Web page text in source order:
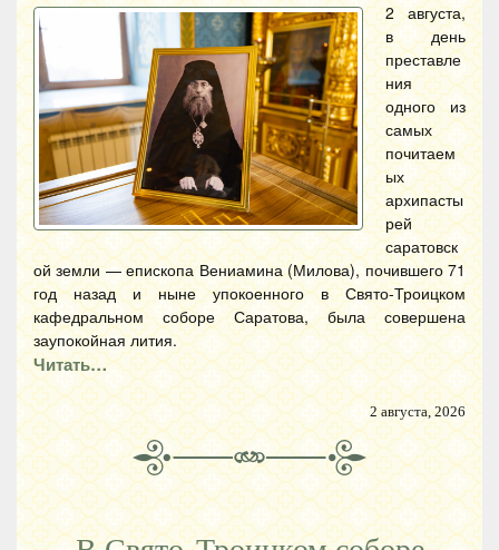
2 августа,
в день
преставле
ния
одного из
самых
почитаем
ых
архипасты
рей
саратовск
ой земли — епископа Вениамина (Милова), почившего 71
год назад и ныне упокоенного в Свято-Троицком
кафедральном соборе Саратова, была совершена
заупокойная лития.
Читать…
2 августа, 2026